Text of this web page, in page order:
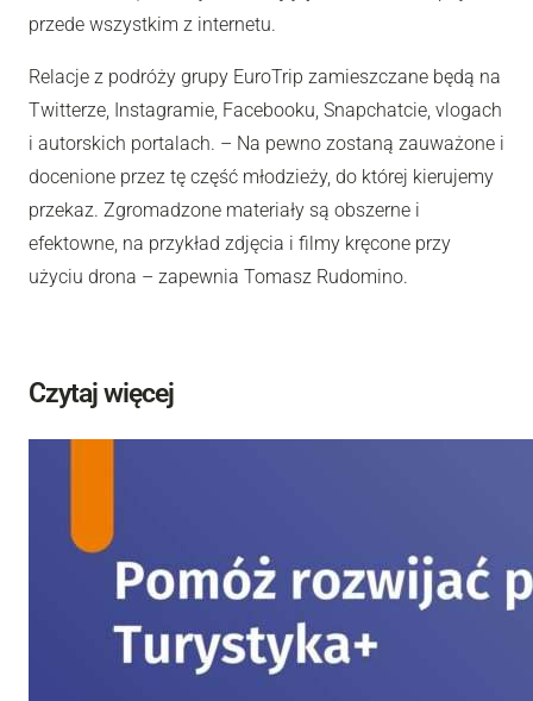
przede wszystkim z internetu.
Relacje z podróży grupy EuroTrip zamieszczane będą na
Twitterze, Instagramie, Facebooku, Snapchatcie, vlogach
i autorskich portalach. – Na pewno zostaną zauważone i
docenione przez tę część młodzieży, do której kierujemy
przekaz. Zgromadzone materiały są obszerne i
efektowne, na przykład zdjęcia i filmy kręcone przy
użyciu drona – zapewnia Tomasz Rudomino.
Czytaj więcej